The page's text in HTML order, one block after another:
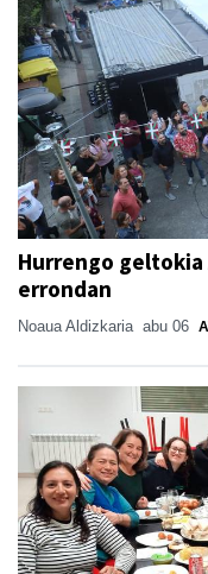
Hurrengo
errondan
Noaua Aldizkaria abu 06